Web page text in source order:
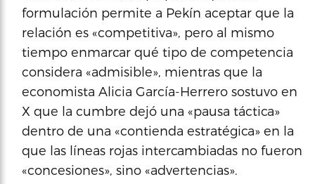
formulación permite a Pekín aceptar que la
relación es «competitiva», pero al mismo
tiempo enmarcar qué tipo de competencia
considera «admisible», mientras que la
economista Alicia García-Herrero sostuvo en
X que la cumbre dejó una «pausa táctica»
dentro de una «contienda estratégica» en la
que las líneas rojas intercambiadas no fueron
«concesiones», sino «advertencias».